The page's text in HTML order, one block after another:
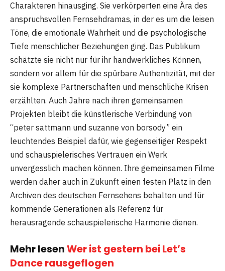
Charakteren hinausging. Sie verkörperten eine Ära des
anspruchsvollen Fernsehdramas, in der es um die leisen
Töne, die emotionale Wahrheit und die psychologische
Tiefe menschlicher Beziehungen ging. Das Publikum
schätzte sie nicht nur für ihr handwerkliches Können,
sondern vor allem für die spürbare Authentizität, mit der
sie komplexe Partnerschaften und menschliche Krisen
erzählten. Auch Jahre nach ihren gemeinsamen
Projekten bleibt die künstlerische Verbindung von
“peter sattmann und suzanne von borsody” ein
leuchtendes Beispiel dafür, wie gegenseitiger Respekt
und schauspielerisches Vertrauen ein Werk
unvergesslich machen können. Ihre gemeinsamen Filme
werden daher auch in Zukunft einen festen Platz in den
Archiven des deutschen Fernsehens behalten und für
kommende Generationen als Referenz für
herausragende schauspielerische Harmonie dienen.
Mehr lesenWer ist gestern bei Let’s
Dance rausgeflogen